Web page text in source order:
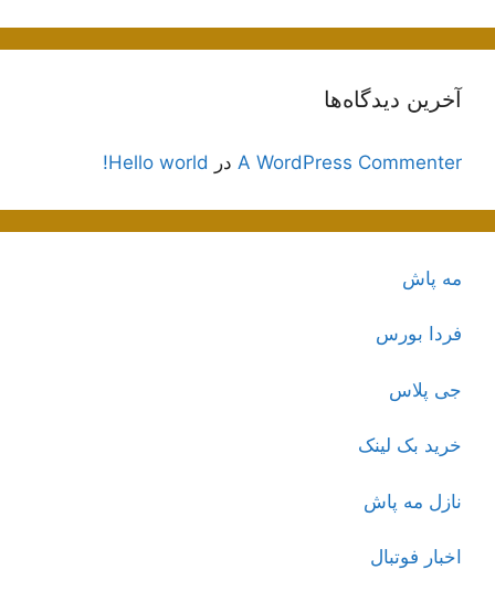
آخرین دیدگاه‌ها
A WordPress Commenter در Hello world!
مه پاش
فردا بورس
جی پلاس
خرید بک لینک
نازل مه پاش
اخبار فوتبال